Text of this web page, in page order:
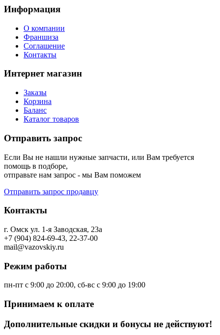
Информация
О компании
Франшиза
Соглашение
Контакты
Интернет магазин
Заказы
Корзина
Баланс
Каталог товаров
Отправить запрос
Если Вы не нашли нужные запчасти, или Вам требуется
помощь в подборе,
отправьте нам запрос - мы Вам поможем
Отправить запрос продавцу
Контакты
г. Омск ул. 1-я Заводская, 23а
+7 (904) 824-69-43, 22-37-00
mail@vazovskiy.ru
Режим работы
пн-пт с 9:00 до 20:00, сб-вс с 9:00 до 19:00
Принимаем к оплате
Дополнительные скидки и бонусы не действуют!